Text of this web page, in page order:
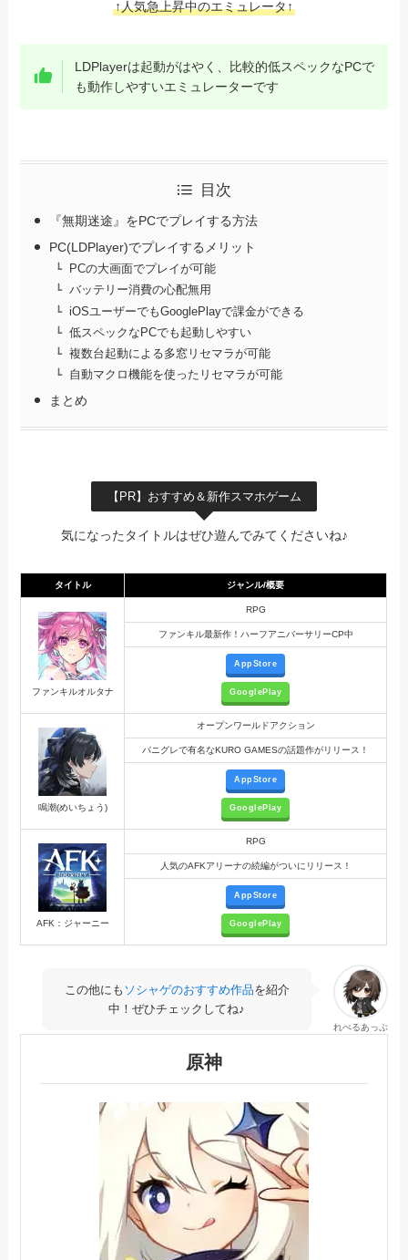
↑人気急上昇中のエミュレータ↑
LDPlayerは起動がはやく、比較的低スペックなPCで
も動作しやすいエミュレーターです
目次
『無期迷途』をPCでプレイする方法
PC(LDPlayer)でプレイするメリット
PCの大画面でプレイが可能
バッテリー消費の心配無用
iOSユーザーでもGooglePlayで課金ができる
低スペックなPCでも起動しやすい
複数台起動による多窓リセマラが可能
自動マクロ機能を使ったリセマラが可能
まとめ
【PR】おすすめ＆新作スマホゲーム
気になったタイトルはぜひ遊んでみてくださいね♪
タイトル ジャンル/概要
ファンキルオルタナ
RPG
ファンキル最新作！ハーフアニバーサリーCP中
AppStore
GooglePlay
鳴潮(めいちょう)
オープンワールドアクション
パニグレで有名なKURO GAMESの話題作がリリース！
AppStore
GooglePlay
AFK：ジャーニー
RPG
人気のAFKアリーナの続編がついにリリース！
AppStore
GooglePlay
れべるあっぷ
この他にも ソシャゲのおすすめ作品を紹介
中！ぜひチェックしてね♪
原神